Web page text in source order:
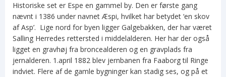
Historiske set er Espe en gammel by. Den er første gang
nævnt i 1386 under navnet Æspi, hvilket har betydet ‘en skov
af Asp’. Lige nord for byen ligger Galgebakken, der har været
Salling Herredes rettersted i middelalderen. Her har der også
ligget en gravhøj fra broncealderen og en gravplads fra
jernalderen. 1.april 1882 blev jernbanen fra Faaborg til Ringe
indviet. Flere af de gamle bygninger kan stadig ses, og på et